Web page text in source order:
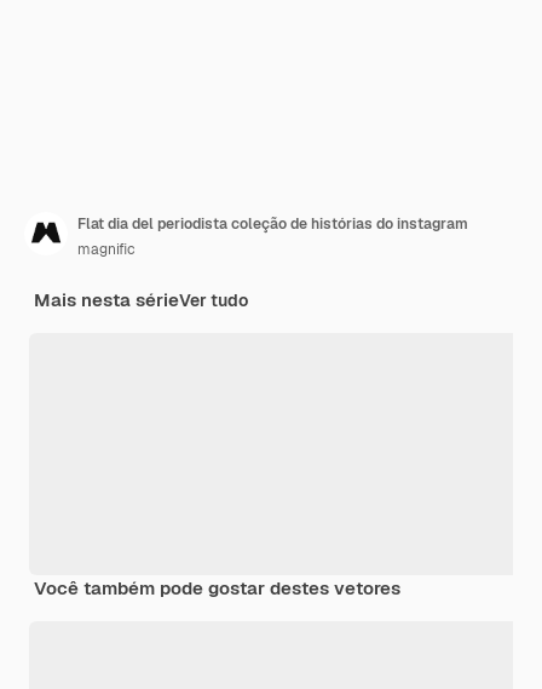
Flat dia del periodista coleção de histórias do instagram
magnific
Mais nesta sérieVer tudo
Você também pode gostar destes vetores